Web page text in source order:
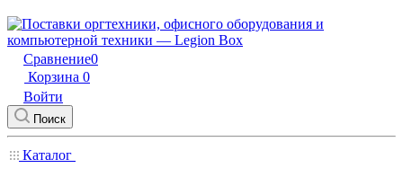
Сравнение0
Корзина 0
Войти
Поиск
Каталог